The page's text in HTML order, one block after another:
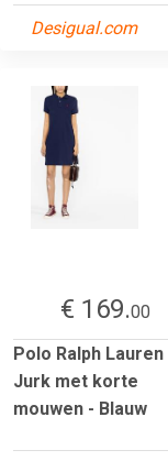
Desigual.com
€ 169.00
Polo Ralph Lauren
Jurk met korte
mouwen - Blauw